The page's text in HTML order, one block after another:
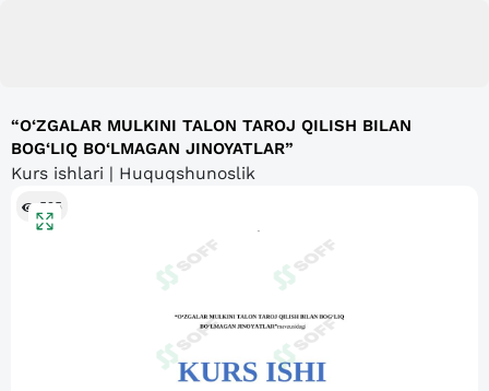
“O‘ZGALAR MULKINI TALON TAROJ QILISH BILAN
BOG‘LIQ BO‘LMAGAN JINOYATLAR”
Kurs ishlari | Huquqshunoslik
525